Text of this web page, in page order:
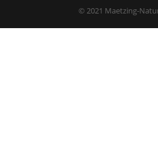
© 2021 Maetzing-